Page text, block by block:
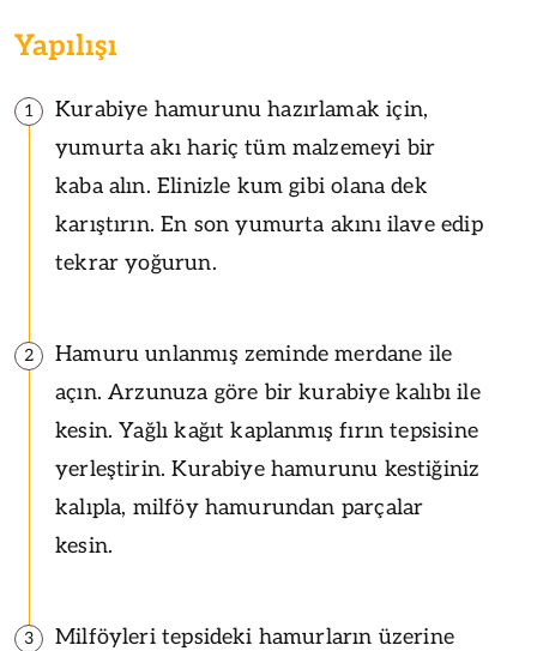
Yapılışı
1
Kurabiye hamurunu hazırlamak için,
yumurta akı hariç tüm malzemeyi bir
kaba alın. Elinizle kum gibi olana dek
karıştırın. En son yumurta akını ilave edip
tekrar yoğurun.
2
Hamuru unlanmış zeminde merdane ile
açın. Arzunuza göre bir kurabiye kalıbı ile
kesin. Yağlı kağıt kaplanmış fırın tepsisine
yerleştirin. Kurabiye hamurunu kestiğiniz
kalıpla, milföy hamurundan parçalar
kesin.
3
Milföyleri tepsideki hamurların üzerine